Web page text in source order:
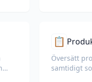
📋
Översätt
samtidigt